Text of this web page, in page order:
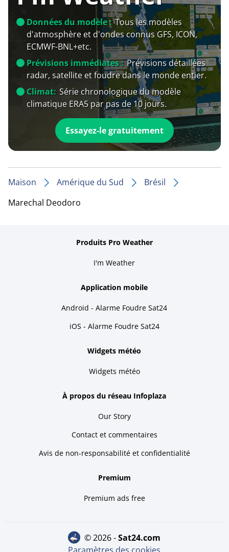
Données du modèle : Tous les modèles
d'atmosphère et d'ondes connus GFS, ICON,
ECMWF-BNL+etc.
Prévisions immédiates : Prévisions détaillées
radar, satellite et foudre dans le monde entier.
Climat: Série chronologique du modèle
climatique ERA5 par pas de 10 jours.
Essayez-le gratuitement
Maison Amérique du Sud
Brésil
Marechal Deodoro
Produits Pro Weather
I'm Weather
Application mobile
Android - Alarme Foudre Sat24
iOS - Alarme Foudre Sat24
Widgets météo
Widgets météo
À propos du réseau Infoplaza
Our Story
Contact et commentaires
Avis de non-responsabilité et confidentialité
Premium
Premium ads free
© 2026 - sat24.com